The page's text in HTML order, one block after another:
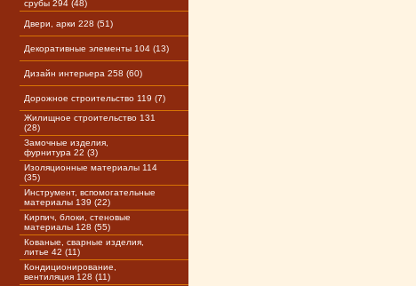
срубы 294 (48)
Двери, арки 228 (51)
Декоративные элементы 104 (13)
Дизайн интерьера 258 (60)
Дорожное строительство 119 (7)
Жилищное строительство 131
(28)
Замочные изделия,
фурнитура 22 (3)
Изоляционные материалы 114
(35)
Инструмент, вспомогательные
материалы 139 (22)
Кирпич, блоки, стеновые
материалы 128 (55)
Кованые, сварные изделия,
литье 42 (11)
Кондиционирование,
вентиляция 128 (11)